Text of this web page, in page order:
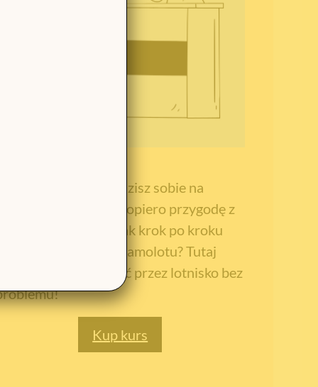
Boisz się, że nie poradzisz sobie na
lotnisku? Zaczynasz dopiero przygodę z
lataniem i nie wiesz, jak krok po kroku
dostać się na pokład samolotu? Tutaj
dowiesz się jak przejść przez lotnisko bez
Kup kurs